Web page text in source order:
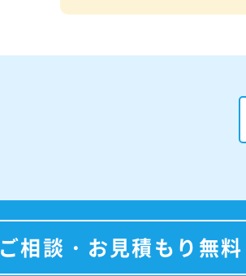
ご相談・お見積もり無料